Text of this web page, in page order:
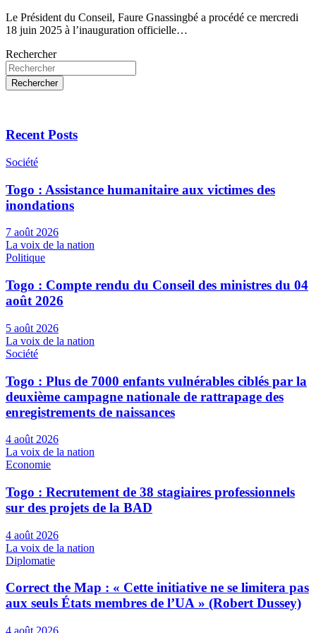
Le Président du Conseil, Faure Gnassingbé a procédé ce mercredi
18 juin 2025 à l’inauguration officielle…
Rechercher
Rechercher
Recent Posts
Société
Togo : Assistance humanitaire aux victimes des
inondations
7 août 2026
La voix de la nation
Politique
Togo : Compte rendu du Conseil des ministres du 04
août 2026
5 août 2026
La voix de la nation
Société
Togo : Plus de 7000 enfants vulnérables ciblés par la
deuxième campagne nationale de rattrapage des
enregistrements de naissances
4 août 2026
La voix de la nation
Economie
Togo : Recrutement de 38 stagiaires professionnels
sur des projets de la BAD
4 août 2026
La voix de la nation
Diplomatie
Correct the Map : « Cette initiative ne se limitera pas
aux seuls États membres de l’UA » (Robert Dussey)